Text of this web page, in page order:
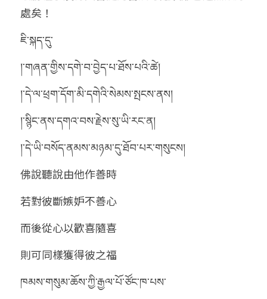
處矣！
ཇི་སྐད་དུ་
།་གཞན་གྱིས་དགེ་བ་བྱེད་པ་ཐོས་པའི་ཚེ།
།་དེ་ལ་ཕྲག་དོག་མི་དགེའི་སེམས་སྤངས་ནས།
།་སྙིང་ནས་དགའ་བས་རྗེས་སུ་ཡི་རང་ན།
།་དེ་ཡི་བསོད་ནམས་མཉམ་དུ་ཐོབ་པར་གསུངས།
佛說聽說由他作善時
若對彼斷嫉妒不善心
而後從心以歡喜隨喜
則可同樣獲得彼之福
ཁམས་གསུམ་ཆོས་ཀྱི་རྒྱལ་པོ་ཙོང་ཁ་པས་